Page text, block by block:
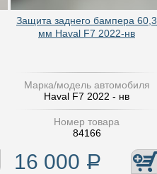
Защита заднего бампера 60,3
мм Haval F7 2022-нв
Марка/модель автомобиля
Haval F7 2022 - нв
Номер товара
84166
16 000 Р